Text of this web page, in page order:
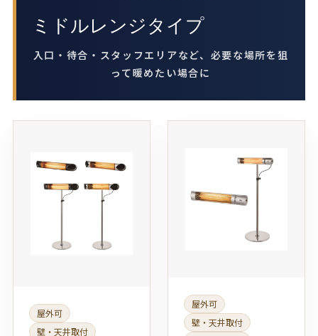
ミドルレンジタイプ
入口・待合・スタッフエリアなど、必要な場所を狙
って暖めたい場合に
屋外可
壁・天井取付
屋外可
壁・天井取付